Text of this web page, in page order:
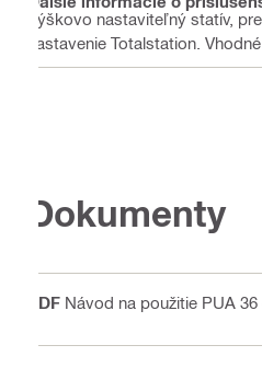
Výškovo nastaviteľný statív,
nastavenie Totalstation.
Dokumenty
PDF Návod na použitie PUA 36